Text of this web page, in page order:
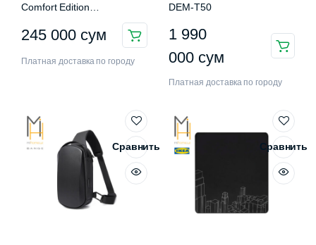
Comfort Edition
245 000 сум
Платная доставка по городу
DEM-T50
1 990
000 сум
Платная доставка по городу
Сравнить Сравнить